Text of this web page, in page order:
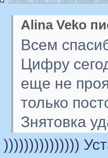
Zнятовка / осень 2010, памяти Валерия
Alina Veko
Всем
Цифру
еще не
только
Знятовка
)))))))))))))))